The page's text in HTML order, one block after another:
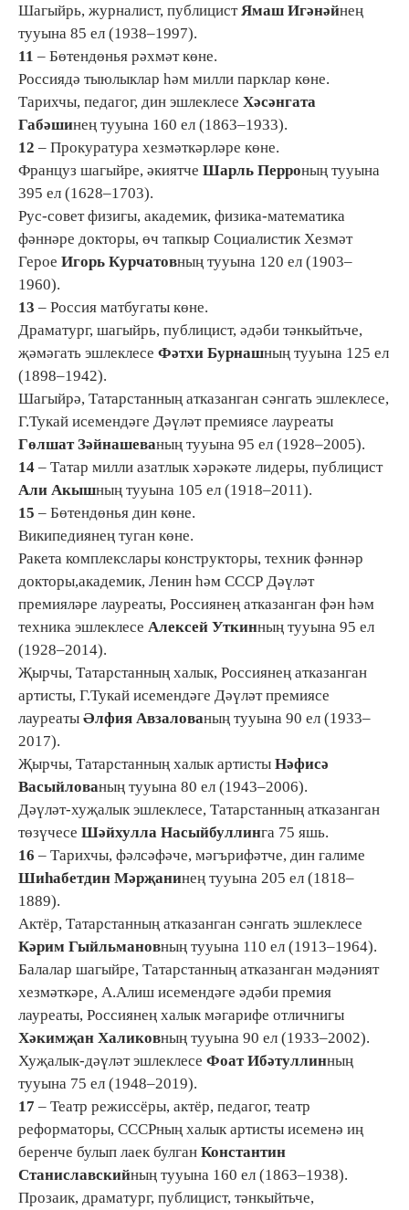
Шагыйрь, журналист, публицистЯмаш Игәнәйнең
тууына 85 ел (1938–1997).
11 – Бөтендөнья рәхмәт көне.
Россиядә тыюлыклар һәм милли парклар көне.
Тарихчы, педагог, дин эшлеклесе Хәсәнгата
Габәшинең тууына 160 ел (1863–1933).
12 – Прокуратура хезмәткәрләре көне.
Француз шагыйре, әкиятче Шарль Перроның тууына
395 ел (1628–1703).
Рус-совет физигы, академик, физика-математика
фәннәре докторы, өч тапкыр Социалистик Хезмәт
Герое Игорь Курчатовның тууына 120 ел (1903–
1960).
13 – Россия матбугаты көне.
Драматург, шагыйрь, публицист, әдәби тәнкыйтьче,
җәмәгать эшлеклесе Фәтхи Бурнашның тууына 125 ел
(1898–1942).
Шагыйрә, Татарстанның атказанган сәнгать эшлеклесе,
Г.Тукай исемендәге Дәүләт премиясе лауреаты
Гөлшат Зәйнашеваның тууына 95 ел (1928–2005).
14 – Татар милли азатлык хәрәкәте лидеры, публицист
Али Акышның тууына 105 ел (1918–2011).
15 – Бөтендөнья дин көне.
Википедиянең туган көне.
Ракета комплекслары конструкторы, техник фәннәр
докторы,академик, Ленин һәм СССР Дәүләт
премияләре лауреаты, Россиянең атказанган фән һәм
техника эшлеклесе Алексей Уткинның тууына 95 ел
(1928–2014).
Җырчы, Татарстанның халык, Россиянең атказанган
артисты, Г.Тукай исемендәге Дәүләт премиясе
лауреаты Әлфия Авзалованың тууына 90 ел (1933–
2017).
Җырчы, Татарстанның халык артисты Нәфисә
Васыйлованың тууына 80 ел (1943–2006).
Дәүләт-хуҗалык эшлеклесе, Татарстанның атказанган
төзүчесе Шәйхулла Насыйбуллинга 75 яшь.
16 – Тарихчы, фәлсәфәче, мәгърифәтче, дин галиме
Шиһабетдин Мәрҗанинең тууына 205 ел (1818–
1889).
Актёр, Татарстанның атказанган сәнгать эшлеклесе
Кәрим Гыйльмановның тууына 110 ел (1913–1964).
Балалар шагыйре, Татарстанның атказанган мәдәният
хезмәткәре, А.Алиш исемендәге әдәби премия
лауреаты, Россиянең халык мәгарифе отличнигы
Хәкимҗан Халиковның тууына 90 ел (1933–2002).
Хуҗалык-дәүләт эшлеклесе Фоат Ибәтуллинның
тууына 75 ел (1948–2019).
17 – Театр режиссёры, актёр, педагог, театр
реформаторы, СССРның халык артисты исеменә иң
беренче булып лаек булган Константин
Станиславскийның тууына 160 ел (1863–1938).
Прозаик, драматург, публицист, тәнкыйтьче,